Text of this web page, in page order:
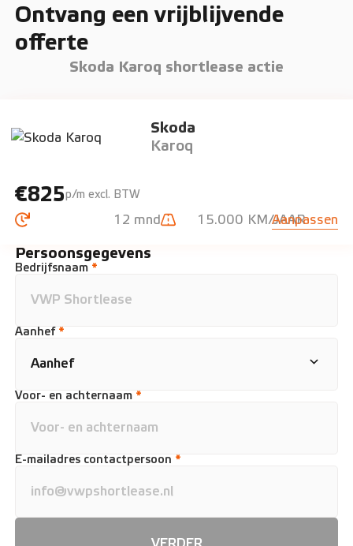
Ontvang een vrijblijvende
offerte
Skoda Karoq shortlease actie
Skoda
Karoq
€825p/m excl. BTW
12 mnd 15.000 KM/JAARAanpassen
Persoonsgegevens
Bedrijfsnaam *
Aanhef *
Voor- en achternaam *
E-mailadres contactpersoon *